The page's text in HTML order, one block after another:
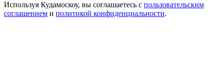
Используя Кудамоскоу, вы соглашаетесь с пользовательским
соглашением и политикой конфиденциальности.